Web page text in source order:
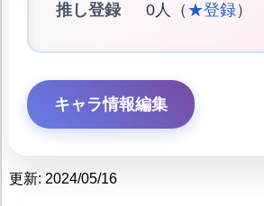
推し登録 0人（ ★登録）
キャラ情報編集
更新: 2024/05/16